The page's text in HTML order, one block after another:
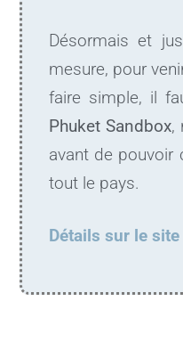
Désormais et
mesure, pour
faire simple, il
Phuket Sandbox,
avant de pouvoir
tout le pays.
Détails sur le site